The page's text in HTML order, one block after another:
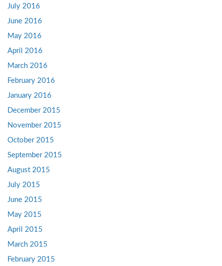
July 2016
June 2016
May 2016
April 2016
March 2016
February 2016
January 2016
December 2015
November 2015
October 2015
September 2015
August 2015
July 2015
June 2015
May 2015
April 2015
March 2015
February 2015